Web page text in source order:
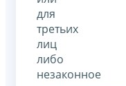
для
третьих
лиц
либо
незаконное